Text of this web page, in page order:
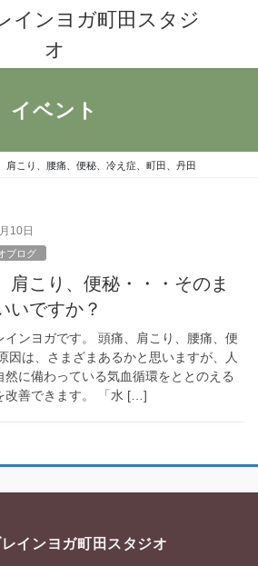
インヨガ町田スタジ
オ
イベント
肩こり、腰痛、便秘、冷え症、町田、丹田
10日
ブログ
肩こり、便秘・・・そのま
いですか？
インヨガです。 頭痛、肩こり、腰痛、便
因は、さまざまあるかと思いますが、人
然に備わっている気血循環をととのえる
改善できます。 「水 […]
インヨガ町田スタジオ